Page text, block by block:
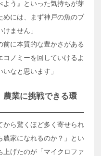
よう』といった気持ちが芽
めには、まず神戸の魚のブ
ません」
に本質的な豊かさがある
ノミーを回していけるよ
なと思います」
農業に挑戦できる環
から驚くほど多く寄せられ
農家になれるのか？」とい
上げたのが「マイクロファ